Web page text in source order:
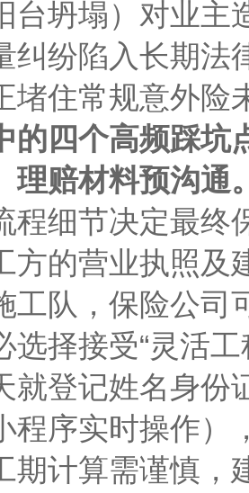
台坍塌）对业主
纠纷陷入长期法
堵住常规意外险
的四个高频踩坑
理赔材料预沟通
程细节决定最终
方的营业执照
工队，保险公司
选择接受“灵活
就登记姓名身份
程序实时操作）
期计算需谨慎，